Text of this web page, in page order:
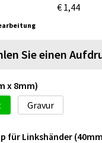
€ 1,44
Sie einen
x 8mm)
Gravur
für Linkshänder